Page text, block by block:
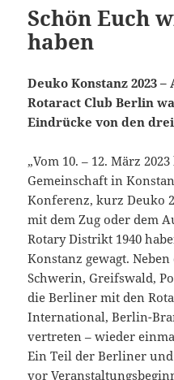
Schön Euch
haben
Deuko Konstanz 2023
Rotaract Club Berlin
Eindrücke von den
„Vom 10. – 12. März
Gemeinschaft in
Konferenz, kurz Deuko
mit dem Zug oder dem
Rotary Distrikt 1940
Konstanz gewagt.
Schwerin, Greifswald,
die Berliner mit den
International, Berlin-
vertreten – wieder
Ein Teil der Berliner
vor